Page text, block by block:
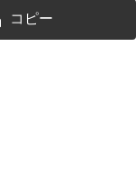
コピー